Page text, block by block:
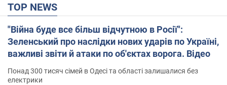
TOP NEWS
"Війна буде все більш відчутною в Росії":
Зеленський про наслідки нових ударів по Україні,
важливі звіти й атаки по об'єктах ворога. Відео
Понад 300 тисяч сімей в Одесі та області залишалися без
електрики